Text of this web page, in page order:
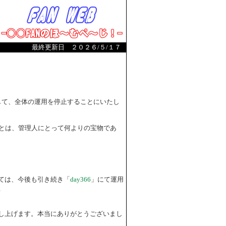
最終更新日 ２０２６/５/１７
、全体の運用を停止することにいたし
は、管理人にとって何よりの宝物であ
は、今後も引き続き「 day366 」にて運用
げます。本当にありがとうございまし